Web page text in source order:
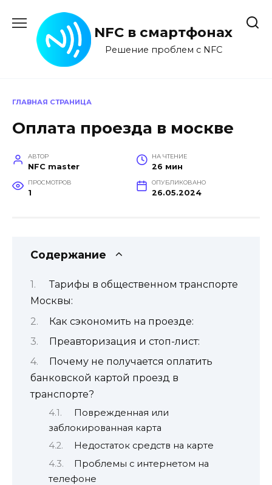
содержанию
NFC в смартфонах
Решение проблем с NFC
ГЛАВНАЯ СТРАНИЦА
Оплата проезда в москве
АВТОР
NFC master
НА ЧТЕНИЕ
26 мин
ПРОСМОТРОВ
1
ОПУБЛИКОВАНО
26.05.2024
Содержание
Тарифы в общественном транспорте
Москвы:
Как сэкономить на проезде:
Преавторизация и стоп-лист:
Почему не получается оплатить
банковской картой проезд в
транспорте?
Поврежденная или
заблокированная карта
Недостаток средств на карте
Проблемы с интернетом на
телефоне